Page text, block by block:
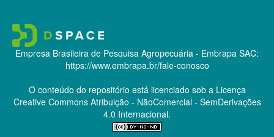
Empresa Brasileira de Pesquisa Agropecuária - Embrapa SAC:
https://www.embrapa.br/fale-conosco
O conteúdo do repositório está licenciado sob a Licença
Creative CommonsAtribuição - NãoComercial - SemDerivações
4.0 Internacional.